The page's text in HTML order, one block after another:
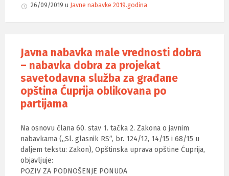
26/09/2019 u Javne nabavke 2019.godina
Javna nabavka male vrednosti dobra
– nabavka dobra za projekat
savetodavna služba za građane
opština Ćuprija oblikovana po
partijama
Na osnovu člana 60. stav 1. tačka 2. Zakona o javnim
nabavkama („Sl. glasnik RS”, br. 124/12, 14/15 i 68/15 u
daljem tekstu: Zakon), Opštinska uprava opštine Ćuprija,
objavljuje:
POZIV ZA PODNOŠENJE PONUDA